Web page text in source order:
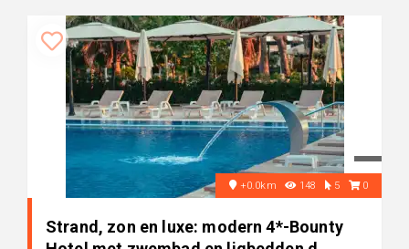
+0.0km 148 5 0
Strand, zon en luxe: modern 4*-Bounty